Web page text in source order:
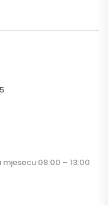
mjesecu 08:00 – 13:00